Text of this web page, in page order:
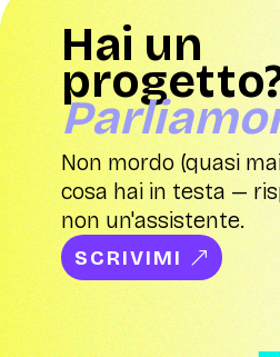
Hai un
Non mordo (quasi
cosa hai in testa —
non un'assistente.
SCRIVIMI